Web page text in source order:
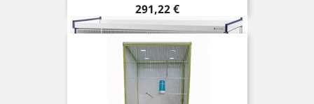
Prix
291,22 €